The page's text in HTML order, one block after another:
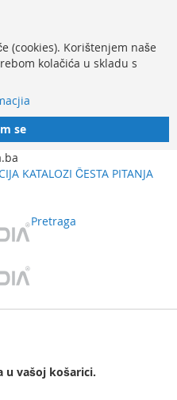
(cookies). Korištenjem naše
kolačića u skladu s
se
KATALOZI ČESTA PITANJA
Pretraga
u vašoj košarici.